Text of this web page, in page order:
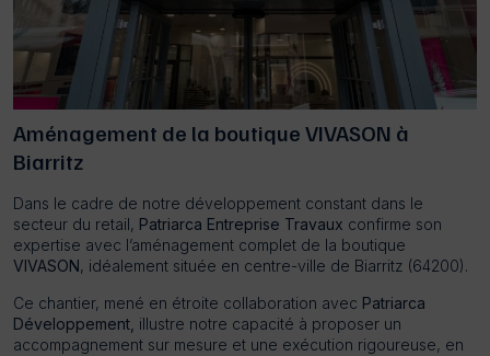
Aménagement de la boutique VIVASON à
Biarritz
Dans le cadre de notre développement constant dans le
secteur du retail, Patriarca Entreprise Travaux confirme son
expertise avec l’aménagement complet de la boutique
VIVASON, idéalement située en centre-ville de Biarritz (64200).
Ce chantier, mené en étroite collaboration avec Patriarca
Développement, illustre notre capacité à proposer un
accompagnement sur mesure et une exécution rigoureuse, en